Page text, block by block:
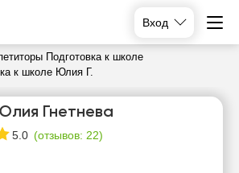
Вход
Подготовка к школе
к школе Юлия Г.
Гнетнева
5.0 (отзывов: 22)